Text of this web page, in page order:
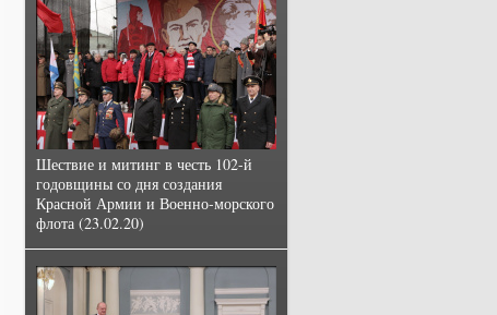
Шествие и митинг в честь 102-й
годовщины со дня создания
Красной Армии и Военно-морского
флота (23.02.20)